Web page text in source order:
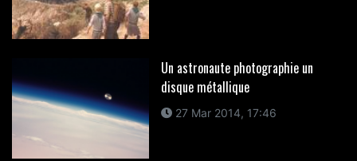
Un astronaute photographie un
disque métallique
27 Mar 2014, 17:46